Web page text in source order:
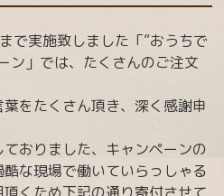
で実施致しました「”おうちで
ン」では、たくさんのご注文
をたくさん頂き、深く感謝申
おりました、キャンペーンの
な現場で働いていらっしゃる